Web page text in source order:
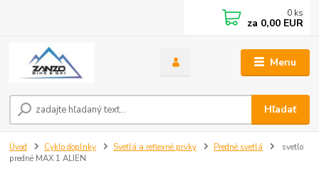
Menu
Hľadať
0 ks
za 0,00 EUR
Úvod Cyklo doplnky Svetlá a reflexné prvky Predné svetlá
svetlo
predné MAX 1 ALIEN